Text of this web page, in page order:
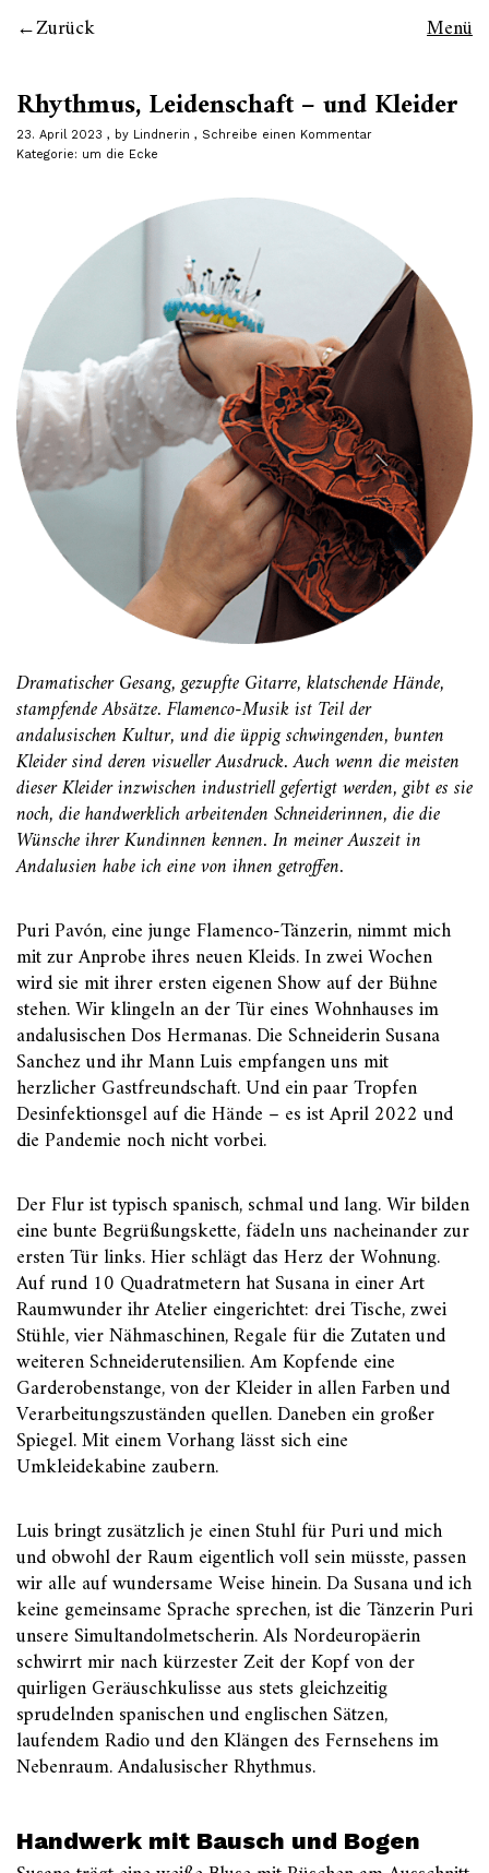
Zurück Menü
Rhythmus, Leidenschaft – und Kleider
23. April 2023 by Lindnerin
Schreibe einen Kommentar
Kategorie: um die Ecke
Dramatischer Gesang, gezupfte Gitarre, klatschende Hände,
stampfende Absätze. Flamenco-Musik ist Teil der
andalusischen Kultur, und die üppig schwingenden, bunten
Kleider sindderen visueller Ausdruck. Auch wenn die meisten
dieser Kleider inzwischen industriell gefertigt werden, gibt es sie
noch, die handwerklich arbeitenden Schneiderinnen, die die
Wünsche ihrer Kundinnen kennen. In meiner Auszeit in
Andalusien habe ich eine von ihnen getroffen.
Puri Pavón, eine junge Flamenco-Tänzerin, nimmt mich
mit zur Anprobe ihres neuen Kleids. In zwei Wochen
wird sie mit ihrer ersten eigenen Show auf der Bühne
stehen. Wir klingeln an der Tür eines Wohnhauses im
andalusischen Dos Hermanas. Die Schneiderin Susana
Sanchez und ihr Mann Luis empfangen uns mit
herzlicher Gastfreundschaft. Und ein paar Tropfen
Desinfektionsgel auf die Hände – es ist April 2022 und
die Pandemie noch nicht vorbei.
Der Flur ist typisch spanisch, schmal und lang. Wir bilden
eine bunte Begrüßungskette, fädeln uns nacheinander zur
ersten Tür links. Hier schlägt das Herz der Wohnung.
Auf rund 10 Quadratmetern hat Susana in einer Art
Raumwunder ihr Atelier eingerichtet: drei Tische, zwei
Stühle, vier Nähmaschinen, Regale für die Zutaten und
weiteren Schneiderutensilien. Am Kopfende eine
Garderobenstange, von der Kleider in allen Farben und
Verarbeitungszuständen quellen. Daneben ein großer
Spiegel. Mit einem Vorhang lässt sich eine
Umkleidekabine zaubern.
Luis bringt zusätzlich je einen Stuhl für Puri und mich
und obwohl der Raum eigentlich voll sein müsste, passen
wir alle auf wundersame Weise hinein. Da Susana und ich
keine gemeinsame Sprache sprechen, ist die Tänzerin Puri
unsere Simultandolmetscherin. Als Nordeuropäerin
schwirrt mir nach kürzester Zeit der Kopf von der
quirligen Geräuschkulisse aus stets gleichzeitig
sprudelnden spanischen und englischen Sätzen,
laufendem Radio und den Klängen des Fernsehens im
Nebenraum. Andalusischer Rhythmus.
Handwerk mit Bausch und Bogen